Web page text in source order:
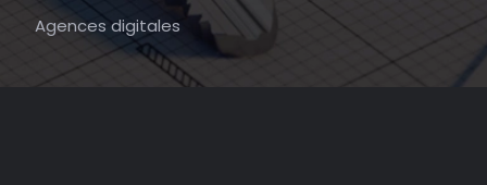
Agences digitales